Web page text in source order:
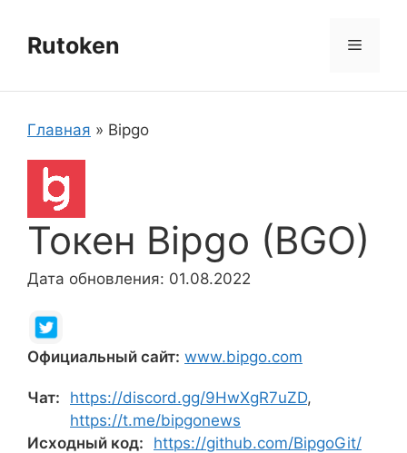
содержимому
Rutoken Меню
Главная » Bipgo
Токен Bipgo (BGO)
Дата обновления: 01.08.2022
Официальный сайт: www.bipgo.com
Чат: https://discord.gg/9HwXgR7uZD,
https://t.me/bipgonews
Исходный код:
https://github.com/BipgoGit/